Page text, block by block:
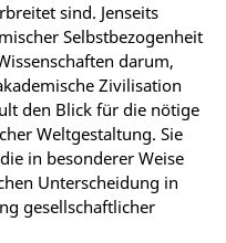
sind. Jenseits
Selbstbezogenheit
darum,
Zivilisation
den Blick für die nötige
Weltgestaltung. Sie
in besonderer Weise
Unterscheidung in
gesellschaftlicher